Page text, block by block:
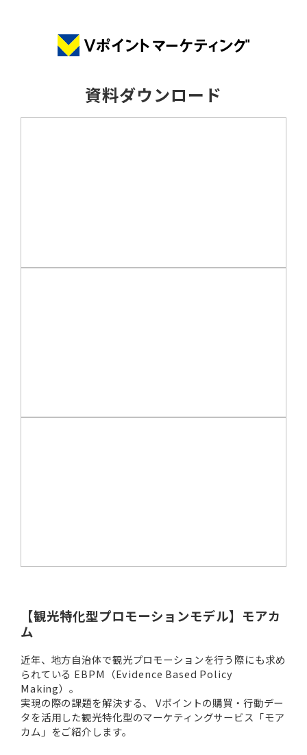
資料ダウンロード
【観光特化型プロモーションモデル】モアカ
ム
近年、地方自治体で観光プロモーションを行う際にも求め
られている EBPM（Evidence Based Policy
Making）。
実現の際の課題を解決する、 Vポイントの購買・行動デー
タを活用した観光特化型のマーケティングサービス「モア
カム」をご紹介します。